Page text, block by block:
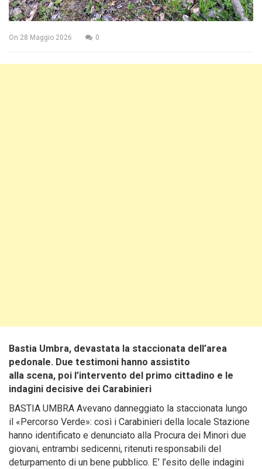
On 28 Maggio 2026 0
Bastia Umbra, devastata la staccionata dell’area
pedonale. Due testimoni hanno assistito
alla scena, poi l’intervento del primo cittadino e le
indagini decisive dei Carabinieri
BASTIA UMBRA Avevano danneggiato la staccionata lungo
il «Percorso Verde»: così i Carabinieri della locale Stazione
hanno identificato e denunciato alla Procura dei Minori due
giovani, entrambi sedicenni, ritenuti responsabili del
deturpamento di un bene pubblico. E’ l’esito delle indagini